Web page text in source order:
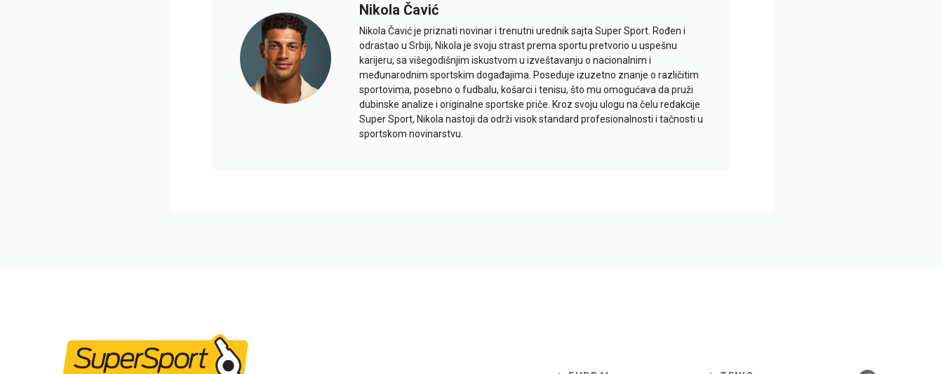
Nikola Čavić
Nikola Čavić je priznati novinar i trenutni urednik sajta Super Sport. Rođen i
odrastao u Srbiji, Nikola je svoju strast prema sportu pretvorio u uspešnu
karijeru, sa višegodišnjim iskustvom u izveštavanju o nacionalnim i
međunarodnim sportskim događajima. Poseduje izuzetno znanje o različitim
sportovima, posebno o fudbalu, košarci i tenisu, što mu omogućava da pruži
dubinske analize i originalne sportske priče. Kroz svoju ulogu na čelu redakcije
Super Sport, Nikola nastoji da održi visok standard profesionalnosti i tačnosti u
sportskom novinarstvu.